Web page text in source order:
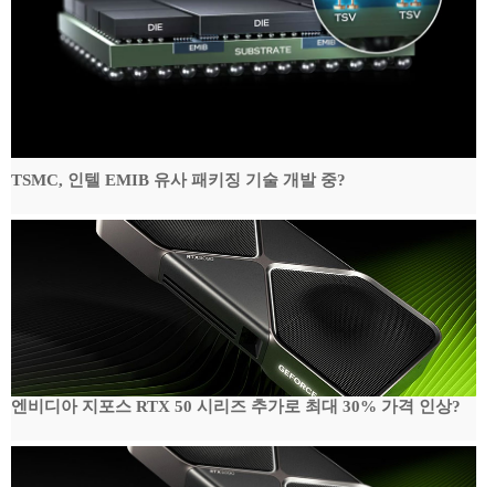
TSMC, 인텔 EMIB 유사 패키징 기술 개발 중?
엔비디아 지포스 RTX 50 시리즈 추가로 최대 30% 가격 인상?